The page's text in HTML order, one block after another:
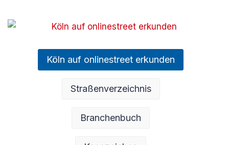
Köln auf onlinestreet erkunden
Straßenverzeichnis
Branchenbuch